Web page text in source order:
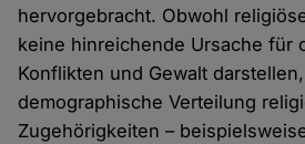
hervorgebracht. Obwohl
keine hinreichende Ursache für
Konflikten und Gewalt
demographische Verteilung
Zugehörigkeiten –